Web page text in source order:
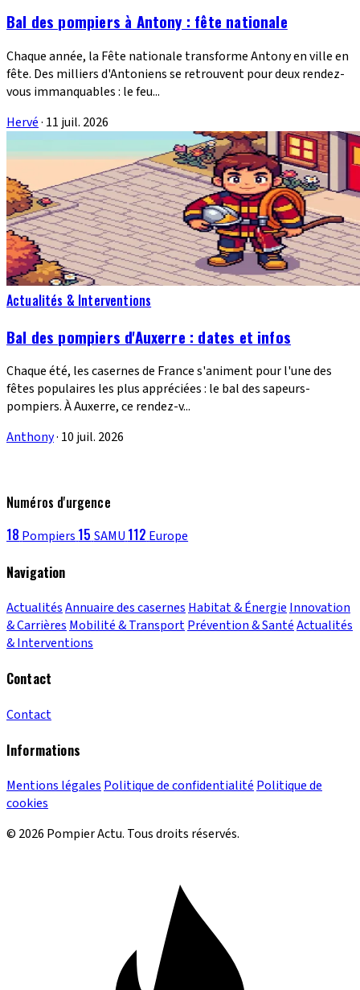
Bal des pompiers à Antony : fête nationale
Chaque année, la Fête nationale transforme Antony en ville en
fête. Des milliers d'Antoniens se retrouvent pour deux rendez-
vous immanquables : le feu...
Hervé· 11 juil. 2026
Actualités & Interventions
Bal des pompiers d'Auxerre : dates et infos
Chaque été, les casernes de France s'animent pour l'une des
fêtes populaires les plus appréciées : le bal des sapeurs-
pompiers. À Auxerre, ce rendez-v...
Anthony· 10 juil. 2026
Numéros d'urgence
18Pompiers15 SAMU112Europe
Navigation
ActualitésAnnuaire des casernes Habitat & Énergie Innovation
& Carrières Mobilité & TransportPrévention & SantéActualités
& Interventions
Contact
Contact
Informations
Mentions légales Politique de confidentialité Politique de
cookies
© 2026 Pompier Actu. Tous droits réservés.